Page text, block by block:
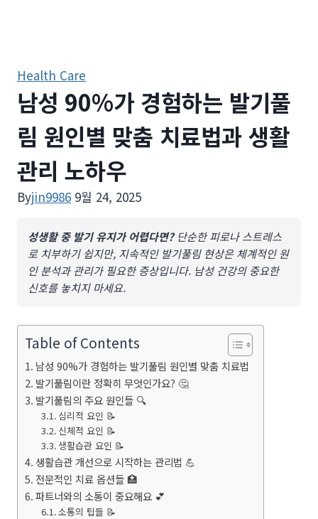
Health Care
남성 90%가 경험하는 발기풀
림 원인별 맞춤 치료법과 생활
관리 노하우
Byjin9986 9월 24, 2025
성생활 중 발기 유지가 어렵다면?단순한 피로나 스트레스
로 치부하기 쉽지만, 지속적인 발기풀림 현상은 체계적인 원
인 분석과 관리가 필요한 증상입니다. 남성 건강의 중요한
신호를 놓치지 마세요.
Table of Contents
남성 90%가 경험하는 발기풀림 원인별 맞춤 치료법
발기풀림이란 정확히 무엇인가요? 🤔
발기풀림의 주요 원인들 🔍
심리적 요인 📝
신체적 요인 📝
생활습관 요인 📝
생활습관 개선으로 시작하는 관리법 💪
전문적인 치료 옵션들 🏥
파트너와의 소통이 중요해요 💕
소통의 팁들 📝